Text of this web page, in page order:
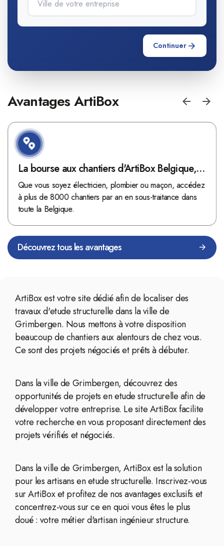
Continuer
Avantages ArtiBox
La bourse aux chantiers d'ArtiBox Belgique,
véritable mine d'or !
Que vous soyez électricien, plombier ou maçon, accédez
à plus de 8000 chantiers par an en sous-traitance dans
toute la Belgique.
Découvrez tous les avantages
ArtiBox est votre site dédié afin de localiser des
travaux d'etude structurelle dans la ville de
Grimbergen. Nous mettons à votre disposition
beaucoup de chantiers aux alentours de chez vous.
Ce sont des projets négociés et prêts à débuter.
Dans la ville de Grimbergen, découvrez des
opportunités de projets en etude structurelle afin de
développer votre entreprise. Le site ArtiBox facilite
votre recherche en vous proposant directement des
projets vérifiés et négociés.
Dans la ville de Grimbergen, ArtiBox est la solution
pour les artisans en etude structurelle. Inscrivez-vous
sur ArtiBox et profitez de nos avantages exclusifs et
concentrez-vous sur ce en quoi vous êtes le plus
doué : votre métier d'artisan ingénieur structure.